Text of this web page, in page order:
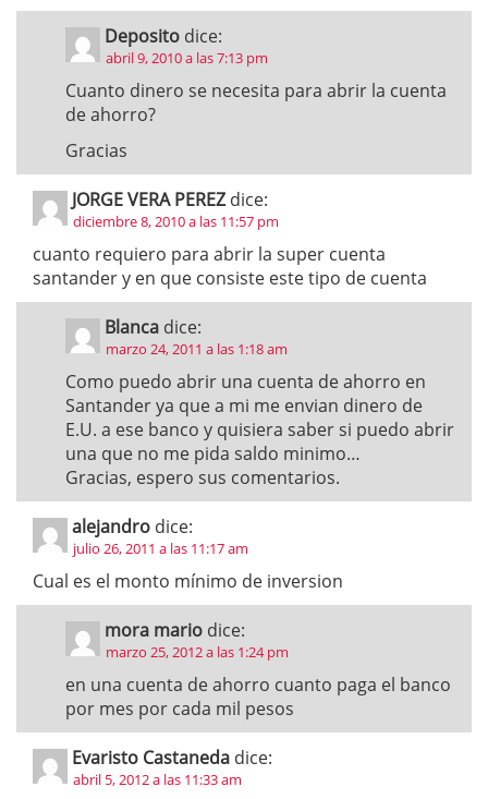
Deposito dice:
abril 9, 2010 a las 7:13 pm
Cuanto dinero se necesita para abrir la cuenta
de ahorro?
Gracias
JORGE VERA PEREZ dice:
diciembre 8, 2010 a las 11:57 pm
cuanto requiero para abrir la super cuenta
santander y en que consiste este tipo de cuenta
Blanca dice:
marzo 24, 2011 a las 1:18 am
Como puedo abrir una cuenta de ahorro en
Santander ya que a mi me envian dinero de
E.U. a ese banco y quisiera saber si puedo abrir
una que no me pida saldo minimo…
Gracias, espero sus comentarios.
alejandro dice:
julio 26, 2011 a las 11:17 am
Cual es el monto mínimo de inversion
mora mario dice:
marzo 25, 2012 a las 1:24 pm
en una cuenta de ahorro cuanto paga el banco
por mes por cada mil pesos
Evaristo Castaneda dice:
abril 5, 2012 a las 11:33 am